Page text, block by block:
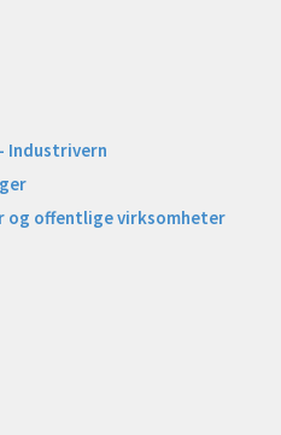
Industrivern
og offentlige virksomheter